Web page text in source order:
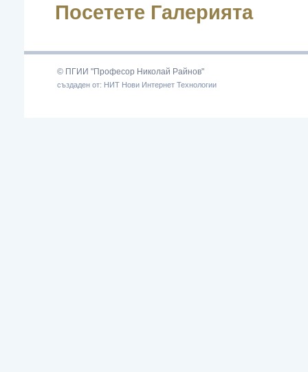
Посетете Галерията
© ПГИИ "Професор Николай Райнов"
създаден от: НИТ Нови Интернет Технологии